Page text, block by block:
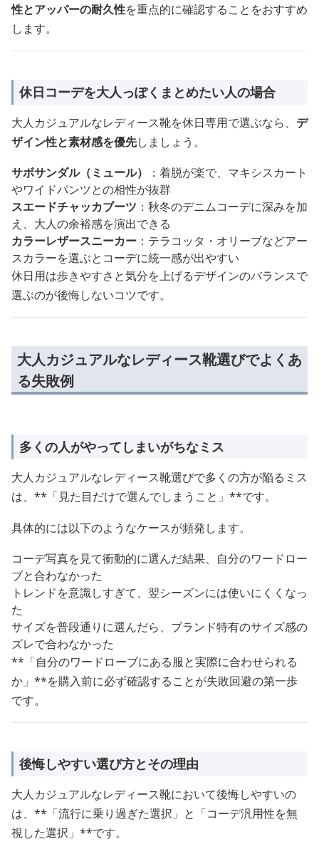
性とアッパーの耐久性を重点的に確認することをおすすめ
します。
休日コーデを大人っぽくまとめたい人の場合
大人カジュアルなレディース靴を休日専用で選ぶなら、 デ
ザイン性と素材感を優先しましょう。
サボサンダル（ミュール）
：着脱が楽で、マキシスカート
やワイドパンツとの相性が抜群
スエードチャッカブーツ ：秋冬のデニムコーデに深みを加
え、大人の余裕感を演出できる
カラーレザースニーカー ：テラコッタ・オリーブなどアー
スカラーを選ぶとコーデに統一感が出やすい
休日用は歩きやすさと気分を上げるデザインのバランスで
選ぶのが後悔しないコツです。
大人カジュアルなレディース靴選びでよくあ
る失敗例
多くの人がやってしまいがちなミス
大人カジュアルなレディース靴選びで多くの方が陥るミス
は、**「見た目だけで選んでしまうこと」**です。
具体的には以下のようなケースが頻発します。
コーデ写真を見て衝動的に選んだ結果、自分のワードロー
ブと合わなかった
トレンドを意識しすぎて、翌シーズンには使いにくくなっ
た
サイズを普段通りに選んだら、ブランド特有のサイズ感の
ズレで合わなかった
**「自分のワードローブにある服と実際に合わせられる
か」**を購入前に必ず確認することが失敗回避の第一歩
です。
後悔しやすい選び方とその理由
大人カジュアルなレディース靴において後悔しやすいの
は、**「流行に乗り過ぎた選択」と「コーデ汎用性を無
視した選択」**です。